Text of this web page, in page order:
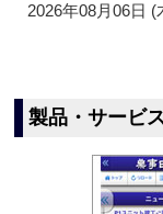
2026年08月06日 (
製品・サービ